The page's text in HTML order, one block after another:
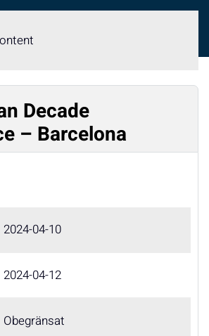
Decade
– Barcelona
2024-04-10
2024-04-12
Obegränsat